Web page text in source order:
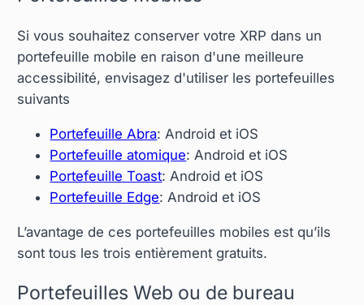
Si vous souhaitez conserver votre XRP dans un
portefeuille mobile en raison d'une meilleure
accessibilité, envisagez d'utiliser les portefeuilles
suivants
Portefeuille Abra: Android et iOS
Portefeuille atomique: Android et iOS
Portefeuille Toast: Android et iOS
Portefeuille Edge: Android et iOS
L’avantage de ces portefeuilles mobiles est qu’ils
sont tous les trois entièrement gratuits.
Portefeuilles Web ou de bureau